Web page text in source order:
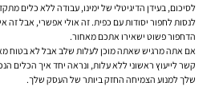
לסיכום, בעידן הדיגיטלי של ימינו, עבודה ללא כלים
לנסות לחפור יסודות עם כפית. זה אולי אפשרי, אבל זה
הדחפור פשוט ישאירו אתכם מאחור.
אם אתה מרגיש שאתה מוכן לעלות שלב אבל לא בטוח
קשר לייעוץ ראשוני ללא עלות, ונראה יחד איך הכלים
שלך למנוע הצמיחה החזק ביותר של העסק שלך.